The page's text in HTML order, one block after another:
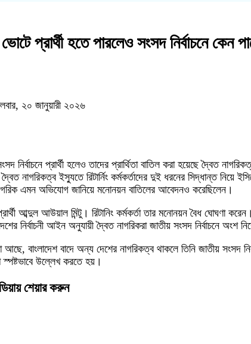
প্রার্থী হতে পারলেও সংসদ নির্বাচনে কেন
২০ জানুয়ারী ২০২৬
নির্বাচনে প্রার্থী হলেও তাদের প্রার্থিতা বাতিল করা হয়েছে দ্বৈত
নাগরিকত্ব ইস্যুতে রিটার্নিং কর্মকর্তাদের দুই ধরনের সিদ্ধান্ত
এমন অভিযোগ জানিয়ে মনোনয়ন বাতিলের আবেদনও করেছিলেন।
আব্দুল আউয়াল মিন্টু। রিটানিং কর্মকর্তা তার মনোনয়ন বৈধ ঘোঘণা
নির্বাচনী আইন অনুযায়ী দ্বৈত নাগরিকরা জাতীয় সংসদ নির্বাচনে
আছে, বাংলাদেশ বাদে অন্য দেশের নাগরিকত্ব থাকলে তিনি জাতীয় সংসদ
স্পষ্টভাবে উল্লেখ করতে হয়।
শেয়ার করুন